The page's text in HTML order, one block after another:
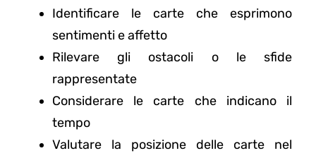
Identificare le carte che esprimono
sentimenti e affetto
Rilevare gli ostacoli o le sfide
rappresentate
Considerare le carte che indicano il
tempo
Valutare la posizione delle carte nel